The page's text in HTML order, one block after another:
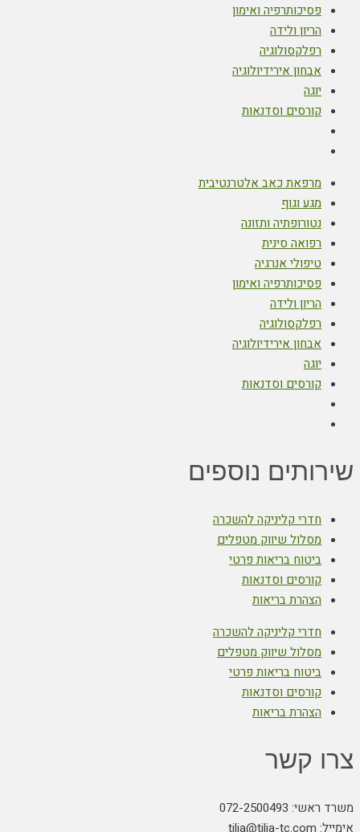
פסיכותרפיה ואימון
הריון ולידה
רפלקסולוגיה
אבחון אירידיולוגיה
יוגה
קורסים וסדנאות
מרפאת כאב אלטרנטיבית
מגע וגוף
נטורופתיה ותזונה
רפואה סינית
טיפולי אנרגיה
פסיכותרפיה ואימון
הריון ולידה
רפלקסולוגיה
אבחון אירידיולוגיה
יוגה
קורסים וסדנאות
שירותים נוספים
חדרי קליניקה להשכרה
מסלול שיווק מטפלים
ביטוח בריאות פרטי
קורסים וסדנאות
הצהרת בריאות
חדרי קליניקה להשכרה
מסלול שיווק מטפלים
ביטוח בריאות פרטי
קורסים וסדנאות
הצהרת בריאות
צרו קשר
משרד ראשי: 072-2500493
אימייל: tilia@tilia-tc.com